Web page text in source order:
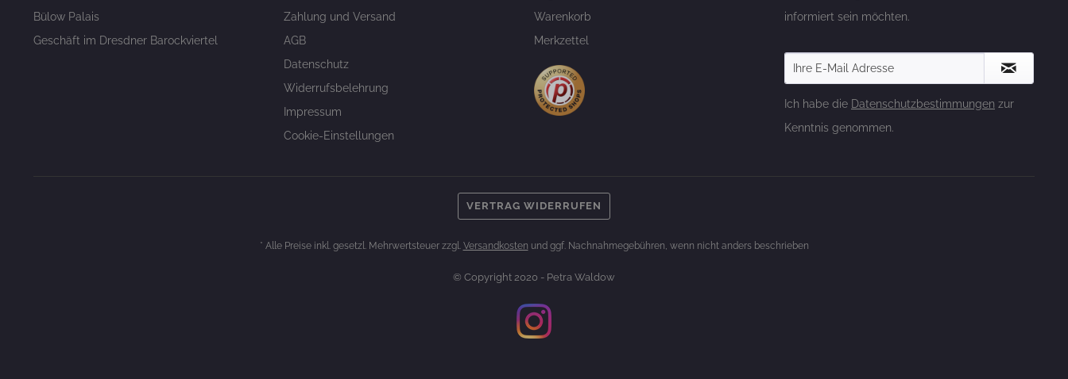
Bülow Palais
Geschäft im Dresdner Barockviertel
Zahlung und Versand
AGB
Datenschutz
Widerrufsbelehrung
Impressum
Cookie-Einstellungen
Warenkorb
Merkzettel
informiert sein möchten.
Ich habe die Datenschutzbestimmungen zur
Kenntnis genommen.
VERTRAG WIDERRUFEN
* Alle Preise inkl. gesetzl. Mehrwertsteuer zzgl. Versandkosten und ggf. Nachnahmegebühren, wenn nicht anders beschrieben
© Copyright 2020 - Petra Waldow